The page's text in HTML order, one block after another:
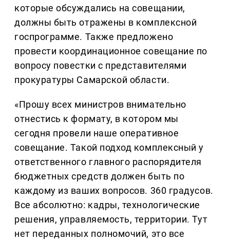
которые обсуждались на совещании,
должны быть отражены в комплексной
госпрограмме. Также предложено
провести координационное совещание по
вопросу повестки с представителями
прокуратуры Самарской области.
«Прошу всех министров внимательно
отнестись к формату, в котором мы
сегодня провели наше оперативное
совещание. Такой подход комплексный у
ответственного главного распорядителя
бюджетных средств должен быть по
каждому из ваших вопросов. 360 градусов.
Все абсолютно: кадры, технологические
решения, управляемость, территории. Тут
нет переданных полномочий, это все